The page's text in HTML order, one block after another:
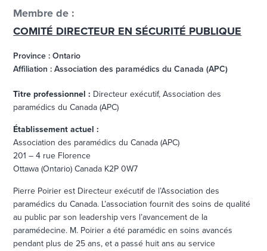
Membre de :
COMITÉ DIRECTEUR EN SÉCURITÉ PUBLIQUE
Province : Ontario
Affiliation : Association des paramédics du Canada (APC)
Titre professionnel : Directeur exécutif, Association des
paramédics du Canada (APC)
Établissement actuel :
Association des paramédics du Canada (APC)
201 – 4 rue Florence
Ottawa (Ontario) Canada K2P 0W7
Pierre Poirier est Directeur exécutif de l’Association des
paramédics du Canada. L’association fournit des soins de qualité
au public par son leadership vers l’avancement de la
paramédecine. M. Poirier a été paramédic en soins avancés
pendant plus de 25 ans, et a passé huit ans au service